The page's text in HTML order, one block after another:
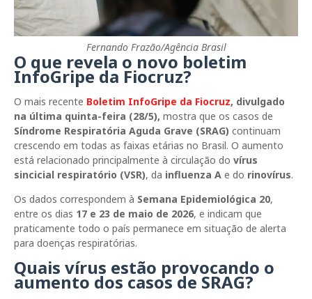
Fernando Frazão/Agência Brasil
O que revela o novo boletim
InfoGripe da Fiocruz?
O mais recente Boletim InfoGripe da Fiocruz, divulgado
na última quinta-feira (28/5), mostra que os casos de
Síndrome Respiratória Aguda Grave (SRAG) continuam
crescendo em todas as faixas etárias no Brasil. O aumento
está relacionado principalmente à circulação do vírus
sincicial respiratório (VSR), da influenza A e do rinovírus.
Os dados correspondem à Semana Epidemiológica 20,
entre os dias 17 e 23 de maio de 2026, e indicam que
praticamente todo o país permanece em situação de alerta
para doenças respiratórias.
Quais vírus estão provocando o
aumento dos casos de SRAG?